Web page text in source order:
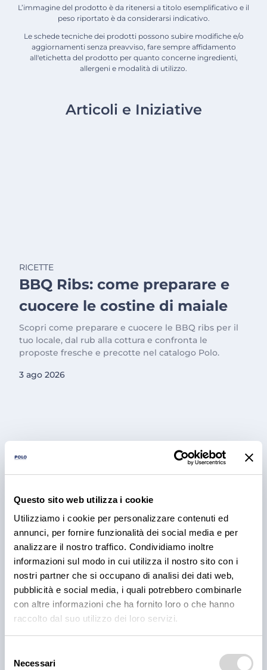
Questo sito web utilizza i cookie
Utilizziamo i cookie per personalizzare contenuti ed
annunci, per fornire funzionalità dei social media e per
analizzare il nostro traffico. Condividiamo inoltre
informazioni sul modo in cui utilizza il nostro sito con i
nostri partner che si occupano di analisi dei dati web,
pubblicità e social media, i quali potrebbero combinarle
con altre informazioni che ha fornito loro o che hanno
raccolto dal suo utilizzo dei loro servizi.
delNecessari
L’immagine del prodotto è da ritenersi a titolo esemplificativo e il
peso riportato è da considerarsi indicativo.
Le schede tecniche dei prodotti possono subire modifiche e/o
aggiornamenti senza preavviso, fare sempre affidamento
all'etichetta del prodotto per quanto concerne ingredienti,
allergeni e modalità di utilizzo.
Articoli e Iniziative
RICETTE
BBQ Ribs: come preparare e
cuocere le costine di maiale
Scopri come preparare e cuocere le BBQ ribs per il
tuo locale, dal rub alla cottura e confronta le
proposte fresche e precotte nel catalogo Polo.
3 ago 2026
PRODOTTI
Cantina Valle Isarco:
responsabilità e amore per il
territorio
Cantina Valle Isarco è sinonimo di eccellenza: i vini
bianchi di questa cantina sono tra i più ricercati
dell'Alto Adige grazie all'altissima qualità delle uve e